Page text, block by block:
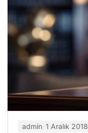
admin 1 Aralık 2018